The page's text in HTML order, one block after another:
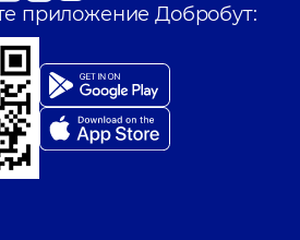
приложение Добробут: